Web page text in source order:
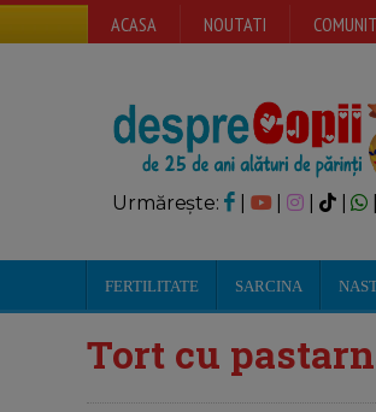
ACASA NOUTATI
Urmărește: | |
FERTILITATE SARCINA
Tort cu